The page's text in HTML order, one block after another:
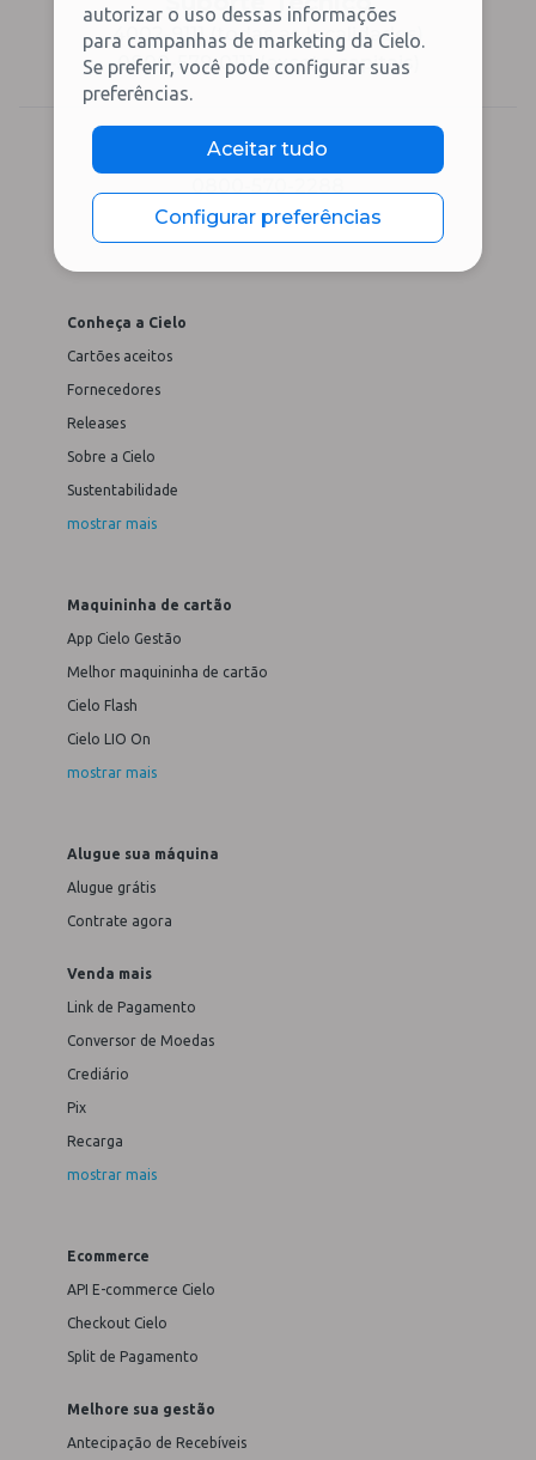
4002-9111 (todas as localidades)
0800-579-0111 (exceto capitais)
Ouvidoria
Conheça a Cielo
Cartões aceitos
Fornecedores
Releases
Sobre a Cielo
Sustentabilidade
mostrar mais
Maquininha de cartão
App Cielo Gestão
Melhor maquininha de cartão
Cielo Flash
Cielo LIO On
mostrar mais
Alugue sua máquina
Alugue grátis
Contrate agora
Venda mais
Link de Pagamento
Conversor de Moedas
Crediário
Pix
Recarga
mostrar mais
Ecommerce
API E-commerce Cielo
Checkout Cielo
Split de Pagamento
Melhore sua gestão
Antecipação de Recebíveis
autorizar o uso dessas informações
para campanhas de marketing da Cielo.
Se preferir, você pode configurar suas
preferências.
Aceitar tudo
Configurar preferências